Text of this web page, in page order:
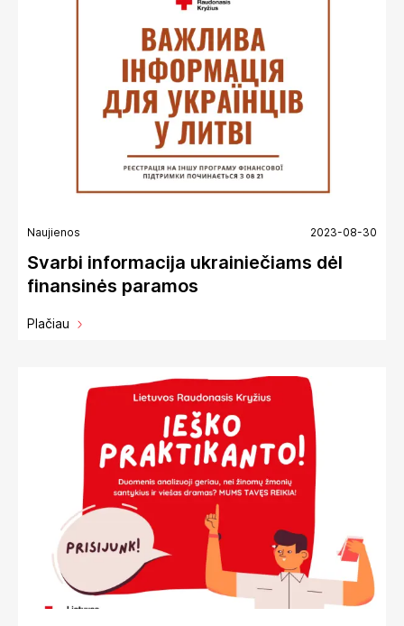
Naujienos 2023-08-30
Svarbi informacija ukrainiečiams dėl
finansinės paramos
Plačiau